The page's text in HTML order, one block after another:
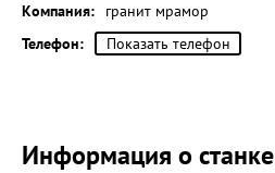
Компания:
гранит мрамор
Телефон:
Показать телефон
Информация о станке